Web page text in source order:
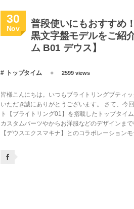
30
Nov
普段使いにもおすすめ
黒文字盤モデルをご紹
ム B01 デウス】
トップタイム 2599 views
皆様こんにちは。いつもブライトリングブティ
いただき誠にありがとうございます。 さて、今
ト【ブライトリング01】を搭載したトップタイ
カスタムパーツやからお洋服などのデザインま
【デウスエクスマキナ】とのコラボレーションモ